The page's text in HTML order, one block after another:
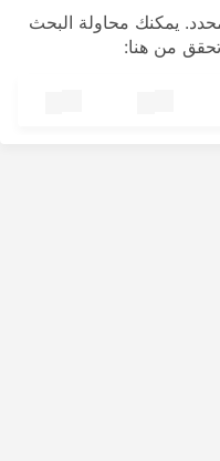
يمكنك محاولة البحث
من هنا: